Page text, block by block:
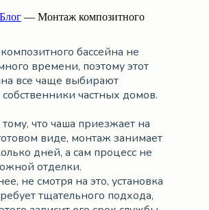
Блог — Монтаж композитного
бассейна не
времени, поэтому этот
все чаще выбирают
частных домов.
что чаша приезжает на
виде, монтаж занимает
дней, а сам процесс не
отделки.
не смотря на это, установка
тщательного подхода,